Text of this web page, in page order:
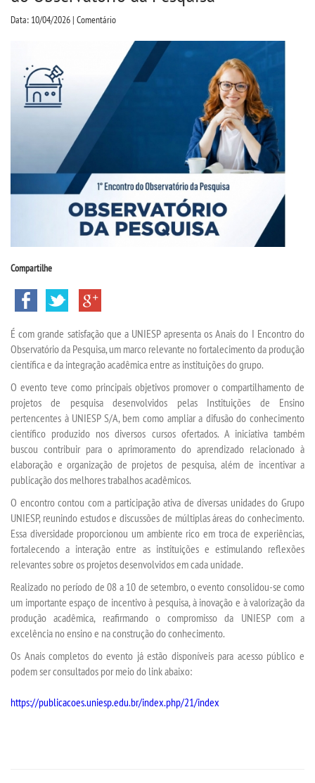
CURSOS
BACHARELADOS
LICENCIATURAS
TECNOLÓGICOS
SEGUNDA GRADUAÇÃO
MATRÍCULA
EDITAL
PUBLICAÇÕES
DESTAQUES
REVISTA EDUC
UNIESP NEWS
LOGIN
WEBMAIL
PORTAL DE ALUNOS
Data: 10/04/2026 | Comentário
Compartilhe
É com grande satisfação que a UNIESP apresenta osAnais do I Encontro do
Observatório da Pesquisa, um marco relevante no fortalecimento da produção
científica e da integração acadêmica entre as instituições do grupo.
O evento teve como principais objetivos promover o compartilhamento de
projetos de pesquisa desenvolvidos pelas Instituições de Ensino
pertencentes à UNIESP S/A, bem como ampliar a difusão do conhecimento
científico produzido nos diversos cursos ofertados. A iniciativa também
buscou contribuir para o aprimoramento do aprendizado relacionado à
elaboração e organização de projetos de pesquisa, além de incentivar a
publicação dos melhores trabalhos acadêmicos.
O encontro contou com a participação ativa de diversas unidades do Grupo
UNIESP, reunindo estudos e discussões de múltiplas áreas do conhecimento.
Essa diversidade proporcionou um ambiente rico em troca de experiências,
fortalecendo a interação entre as instituições e estimulando reflexões
relevantes sobre os projetos desenvolvidos em cada unidade.
Realizado no período de 08 a 10 de setembro, o evento consolidou-se como
um importante espaço de incentivo à pesquisa, à inovação e à valorização da
produção acadêmica, reafirmando o compromisso da UNIESP com a
excelência no ensino e na construção do conhecimento.
Os Anais completos do evento já estão disponíveis para acesso público e
podem ser consultados por meio do link abaixo:
https://publicacoes.uniesp.edu.br/index.php/21/index